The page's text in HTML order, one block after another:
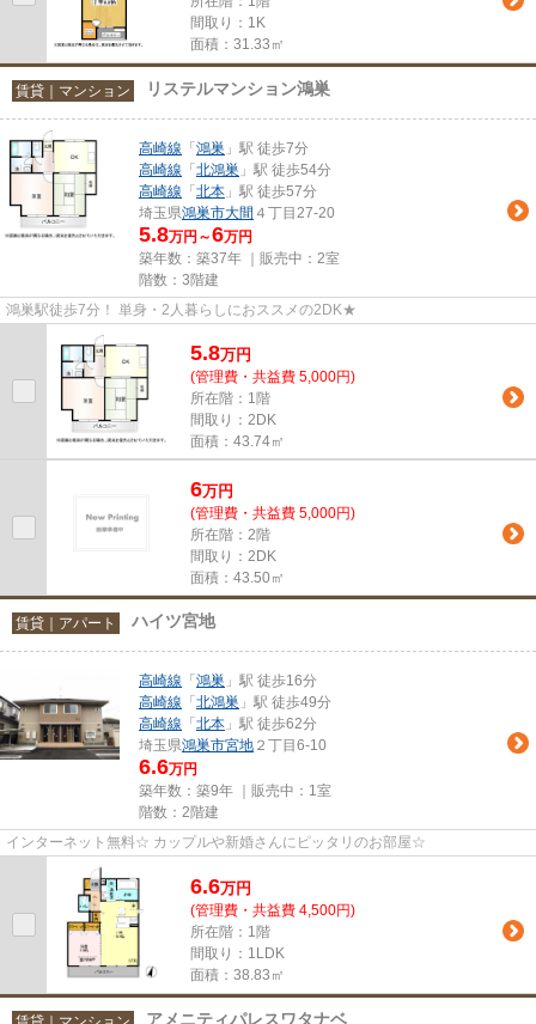
間取り：1K
面積：31.33㎡
賃貸｜マンション リステルマンション鴻巣
高崎線 「 鴻巣 」駅 徒歩7分
高崎線 「 北鴻巣 」駅 徒歩54分
高崎線 「 北本 」駅 徒歩57分
埼玉県鴻巣市大間 ４丁目27-20
5.8万円～6万円
築年数：築37年 ｜販売中： 2室
階数：3階建
鴻巣駅徒歩7分！ 単身・2人暮らしにおススメの2DK★
5.8万円
(管理費・共益費 5,000円)
所在階：1階
間取り：2DK
面積：43.74㎡
6万円
(管理費・共益費 5,000円)
所在階：2階
間取り：2DK
面積：43.50㎡
賃貸｜アパート ハイツ宮地
高崎線 「 鴻巣 」駅 徒歩16分
高崎線 「 北鴻巣 」駅 徒歩49分
高崎線 「 北本 」駅 徒歩62分
埼玉県鴻巣市宮地 ２丁目6-10
6.6万円
築年数：築9年 ｜販売中： 1室
階数：2階建
インターネット無料☆ カップルや新婚さんにピッタリのお部屋☆
6.6万円
(管理費・共益費 4,500円)
所在階：1階
間取り：1LDK
面積：38.83㎡
アメニティパレスワタナベ